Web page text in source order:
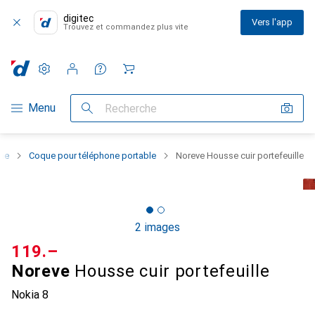
digitec
Trouvez et commandez plus vite Vers l'app
Navigation par catégorie
Menu Recherche
Paramètres
Compte client
Listes de comparaison
Listes d'envies
Panier
Coque pour téléphone portable Noreve Housse cuir portefeuille
2 images
Noreve Housse cuir portefeuille
Nokia 8
CHF
119.–